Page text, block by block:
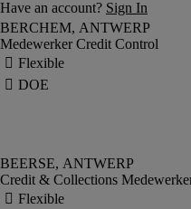
Medewerker Credit Control
Credit & Collections